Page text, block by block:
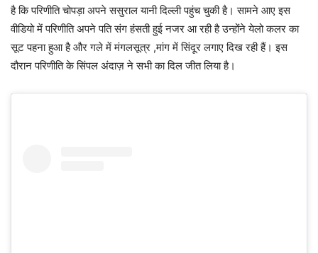
है कि परिणीति चोपड़ा अपने ससुराल यानी दिल्ली पहुंच चुकी है। सामने आए इस
वीडियो में परिणीति अपने पति संग हंसती हुई नजर आ रही है उन्होंने येलो कलर का
सूट पहना हुआ है और गले में मंगलसूत्र ,मांग में सिंदूर लगाए दिख रही हैं। इस
दौरान परिणीति के सिंपल अंदाज़ ने सभी का दिल जीत लिया है।